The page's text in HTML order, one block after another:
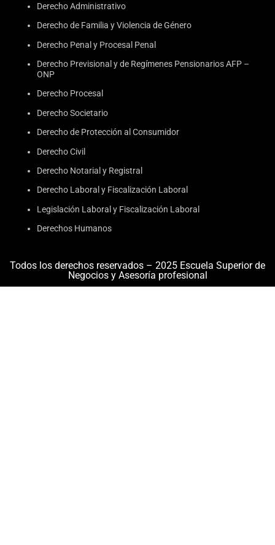
Derecho Administrativo
Derecho de Familia y Violencia de Género
Derecho Penal y Procesal Penal
Derecho Previsional y de Regímenes Pensionarios AFP –
ONP
Derecho Procesal
Derecho Societario
Derecho de Protección al Consumidor
Derecho Civil
Derecho Notarial y Registral
Derecho Laboral y Fiscalización Laboral
Legislación Laboral y Fiscalización Laboral
Derechos Humanos
Todos los derechos reservados – 2025 Escuela Superior de
Negocios y Asesoría profesional